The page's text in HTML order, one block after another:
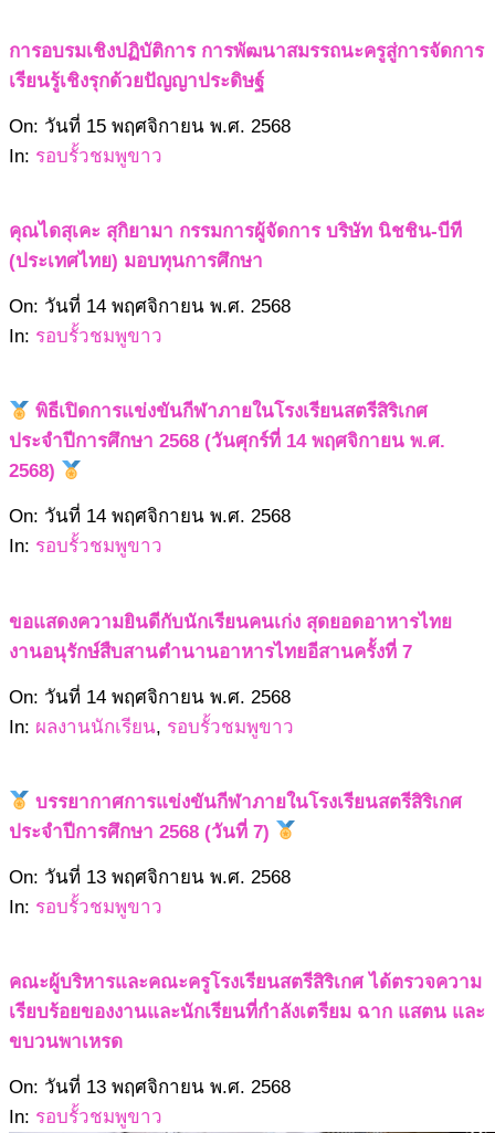
การอบรมเชิงปฏิบัติการ การพัฒนาสมรรถนะครูสู่การจัดการ
เรียนรู้เชิงรุกด้วยปัญญาประดิษฐ์
2568-
11-
On: วันที่ 15 พฤศจิกายน พ.ศ. 2568
In: รอบรั้วชมพูขาว
คุณไดสุเคะ สุกิยามา กรรมการผู้จัดการ บริษัท นิชชิน-บีที
(ประเทศไทย) มอบทุนการศึกษา
2568-
11-
On: วันที่ 14 พฤศจิกายน พ.ศ. 2568
In: รอบรั้วชมพูขาว
พิธีเปิดการแข่งขันกีฬาภายในโรงเรียนสตรีสิริเกศ
ประจำปีการศึกษา 2568 (วันศุกร์ที่ 14 พฤศจิกายน พ.ศ.
2568)
2568-
11-
On: วันที่ 14 พฤศจิกายน พ.ศ. 2568
In: รอบรั้วชมพูขาว
ขอแสดงความยินดีกับนักเรียนคนเก่ง สุดยอดอาหารไทย
งานอนุรักษ์สืบสานตำนานอาหารไทยอีสานครั้งที่ 7
2568-
11-
On: วันที่ 14 พฤศจิกายน พ.ศ. 2568
In: ผลงานนักเรียน, รอบรั้วชมพูขาว
บรรยากาศการแข่งขันกีฬาภายในโรงเรียนสตรีสิริเกศ
ประจำปีการศึกษา 2568 (วันที่ 7)
2568-
11-
On: วันที่ 13 พฤศจิกายน พ.ศ. 2568
In: รอบรั้วชมพูขาว
คณะผู้บริหารและคณะครูโรงเรียนสตรีสิริเกศ ได้ตรวจความ
เรียบร้อยของงานและนักเรียนที่กำลังเตรียม ฉาก แสตน และ
ขบวนพาเหรด
2568-
11-
On: วันที่ 13 พฤศจิกายน พ.ศ. 2568
In: รอบรั้วชมพูขาว